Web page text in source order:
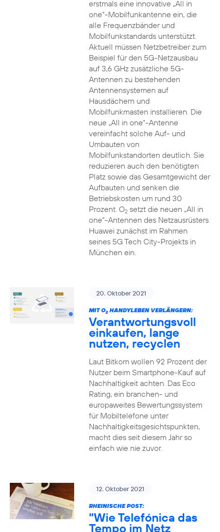
erstmals eine innovative „All in
one“-Mobilfunkantenne ein, die
alle Frequenzbänder und
Mobilfunkstandards unterstützt.
Aktuell müssen Netzbetreiber zum
Beispiel für den 5G-Netzausbau
auf 3,6 GHz zusätzliche 5G-
Antennen zu bestehenden
Antennensystemen auf
Hausdächern und
Mobilfunkmasten installieren. Die
neue „All in one“-Antenne
vereinfacht solche Auf- und
Umbauten von
Mobilfunkstandorten deutlich. Sie
reduzieren auch den benötigten
Platz sowie das Gesamtgewicht der
Aufbauten und senken die
Betriebskosten um rund 30
Prozent. O2setzt die neuen „All in
one“-Antennen des Netzausrüsters
Huawei zunächst im Rahmen
seines 5G Tech City-Projekts in
München ein.
20. Oktober 2021
MIT O2HANDYLEBEN VERLÄNGERN:
Verantwortungsvoll
einkaufen, lange
nutzen, recyclen
Laut Bitkom wollen 92 Prozent der
Nutzer beim Smartphone-Kauf auf
Nachhaltigkeit achten. Das Eco
Rating, ein branchen- und
europaweites Bewertungssystem
für Mobiltelefone unter
Nachhaltigkeitsgesichtspunkten,
macht dies seit diesem Jahr so
einfach wie nie zuvor.
12. Oktober 2021
RHEINISCHE POST:
"Wie Telefónica das
Tempo im Netz